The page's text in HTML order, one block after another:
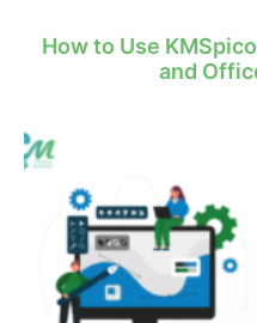
How to Use
and